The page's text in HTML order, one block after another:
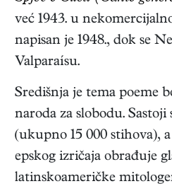
već 1943. u
napisan je 1948., dok se
Valparaísu.
Središnja je tema poeme
naroda za slobodu. Sastoji
(ukupno 15 000 stihova),
epskog izričaja obrađuje
latinskoameričke